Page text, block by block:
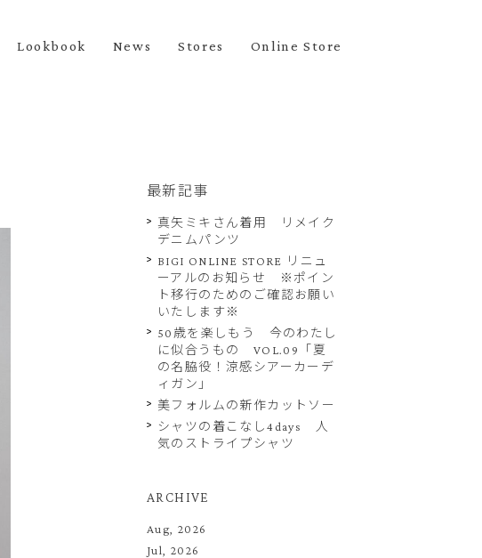
Lookbook News Stores Online Store
最新記事
真矢ミキさん着用 リメイク
デニムパンツ
BIGI ONLINE STORE リニュ
ーアルのお知らせ ※ポイン
ト移行のためのご確認お願い
いたします※
50歳を楽しもう 今のわたし
に似合うもの VOL.09「夏
の名脇役！涼感シアーカーデ
ィガン」
美フォルムの新作カットソー
シャツの着こなし4days 人
気のストライプシャツ
ARCHIVE
Aug, 2026
Jul, 2026